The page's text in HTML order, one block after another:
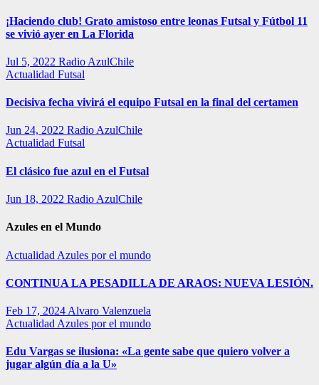
¡Haciendo club! Grato amistoso entre leonas Futsal y Fútbol 11
se vivió ayer en La Florida
Jul 5, 2022 Radio AzulChile
Actualidad Futsal
Decisiva fecha vivirá el equipo Futsal en la final del certamen
Jun 24, 2022 Radio AzulChile
Actualidad Futsal
El clásico fue azul en el Futsal
Jun 18, 2022 Radio AzulChile
Azules en el Mundo
Actualidad Azules por el mundo
CONTINUA LA PESADILLA DE ARAOS: NUEVA LESIÓN.
Feb 17, 2024 Alvaro Valenzuela
Actualidad Azules por el mundo
Edu Vargas se ilusiona: «La gente sabe que quiero volver a
jugar algún día a la U»